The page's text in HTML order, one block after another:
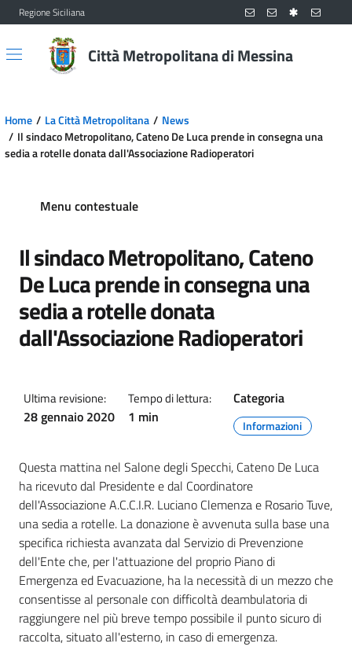
Vai al contenuto principale
Vai al menu principale
Regione Siciliana
Città Metropolitana di Messina
Home La Città Metropolitana
News
Il sindaco Metropolitano, Cateno De Luca prende in consegna una
sedia a rotelle donata dall'Associazione Radioperatori
Menu contestuale
Il sindaco Metropolitano, Cateno
De Luca prende in consegna una
sedia a rotelle donata
dall'Associazione Radioperatori
Ultima revisione:
28 gennaio 2020
Tempo di lettura:
1 min
Categoria
Informazioni
Questa mattina nel Salone degli Specchi, Cateno De Luca
ha ricevuto dal Presidente e dal Coordinatore
dell'Associazione A.C.C.I.R. Luciano Clemenza e Rosario Tuve,
una sedia a rotelle. La donazione è avvenuta sulla base una
specifica richiesta avanzata dal Servizio di Prevenzione
dell'Ente che, per l'attuazione del proprio Piano di
Emergenza ed Evacuazione, ha la necessità di un mezzo che
consentisse al personale con difficoltà deambulatoria di
raggiungere nel più breve tempo possibile il punto sicuro di
raccolta, situato all'esterno, in caso di emergenza.